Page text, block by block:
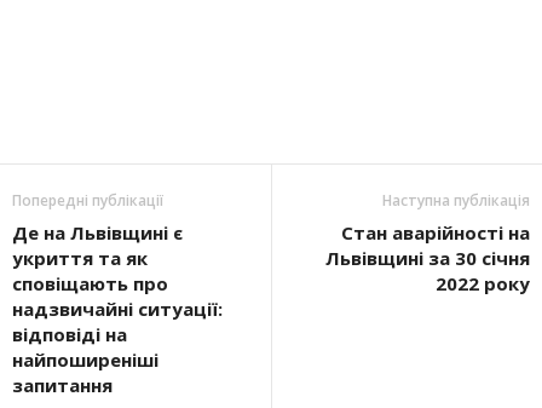
Попередні публікації
Де на Львівщині є
укриття та як
сповіщають про
надзвичайні ситуації:
відповіді на
найпоширеніші
запитання
Наступна публікація
Стан аварійності на
Львівщині за 30 січня
2022 року